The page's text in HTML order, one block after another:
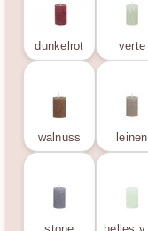
dunkelrot verte
walnuss leinen